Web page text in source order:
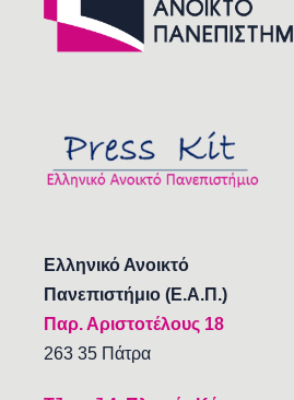
Ελληνικό Ανοικτό
Πανεπιστήμιο (Ε.Α.Π.)
Παρ. Αριστοτέλους 18
263 35 Πάτρα